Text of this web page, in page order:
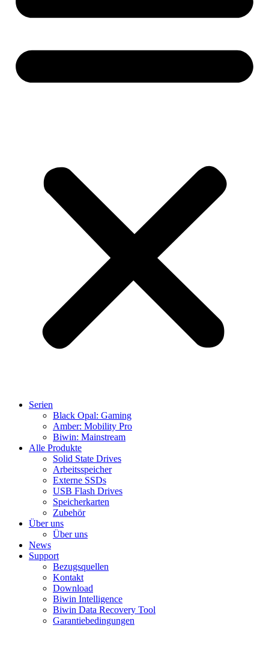
Serien
Black Opal: Gaming
Amber: Mobility Pro
Biwin: Mainstream
Alle Produkte
Solid State Drives
Arbeitsspeicher
Externe SSDs
USB Flash Drives
Speicherkarten
Zubehör
Über uns
Über uns
News
Support
Bezugsquellen
Kontakt
Download
Biwin Intelligence
Biwin Data Recovery Tool
Garantiebedingungen